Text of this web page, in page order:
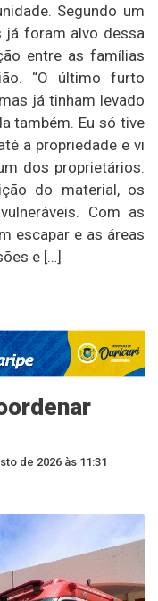
Segundo um
já foram alvo dessa
entre as famílias
“O último furto
já tinham levado
também. Eu só tive
a propriedade e vi
dos proprietários.
do material, os
Com as
escapar e as áreas
e […]
de 2026 às 11:31